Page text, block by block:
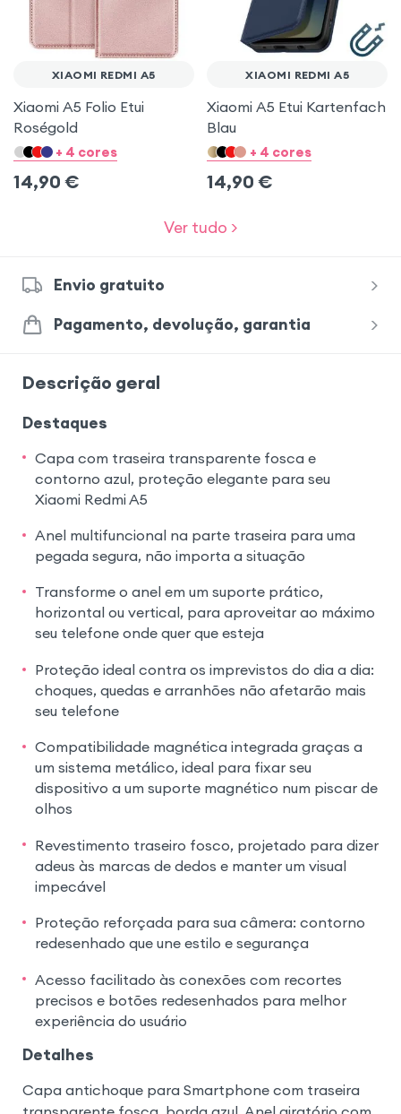
XIAOMI REDMI A5
Xiaomi A5 Folio Etui
Roségold
+ 4 cores
14,90 €
XIAOMI REDMI A5
Xiaomi A5 Etui Kartenfach
Blau
+ 4 cores
14,90 €
Ver tudo >
Envio gratuito
Pagamento, devolução, garantia
Descrição geral
Destaques
Capa com traseira transparente fosca e
contorno azul, proteção elegante para seu
Xiaomi Redmi A5
Anel multifuncional na parte traseira para uma
pegada segura, não importa a situação
Transforme o anel em um suporte prático,
horizontal ou vertical, para aproveitar ao máximo
seu telefone onde quer que esteja
Proteção ideal contra os imprevistos do dia a dia:
choques, quedas e arranhões não afetarão mais
seu telefone
Compatibilidade magnética integrada graças a
um sistema metálico, ideal para fixar seu
dispositivo a um suporte magnético num piscar de
olhos
Revestimento traseiro fosco, projetado para dizer
adeus às marcas de dedos e manter um visual
impecável
Proteção reforçada para sua câmera: contorno
redesenhado que une estilo e segurança
Acesso facilitado às conexões com recortes
precisos e botões redesenhados para melhor
experiência do usuário
Detalhes
Capa antichoque para Smartphone com traseira